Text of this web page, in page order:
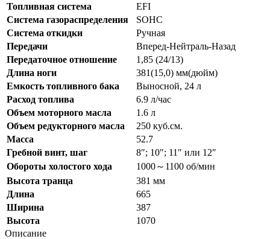
Топливная система
EFI
Система газораспределения
SOHC
Система откидки
Ручная
Передачи
Вперед-Нейтраль-Назад
Передаточное отношение
1,85 (24/13)
Длина ноги
381(15,0) мм(дюйм)
Емкость топливного бака
Выносной, 24 л
Расход топлива
6.9 л/час
Объем моторного масла
1.6 л
Объем редукторного масла
250 куб.см.
Масса
52.7
Гребной винт, шаг
8″; 10″; 11″ или 12″
Обороты холостого хода
1000～1100 об/мин
Высота транца
381 мм
Длина
665
Ширина
387
Высота
1070
Описание